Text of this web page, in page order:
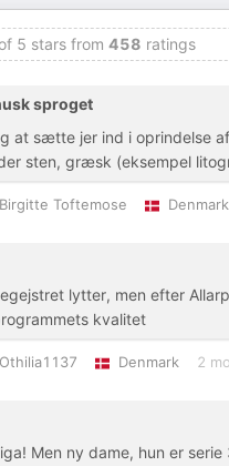
5 stars from 458 ratings
sproget
at sætte jer ind i oprindelse
sten, græsk (eksempel
Birgitte Toftemose Denmark
lytter, men efter
kvalitet
Othilia1137 Denmark 2
Men ny dame, hun er